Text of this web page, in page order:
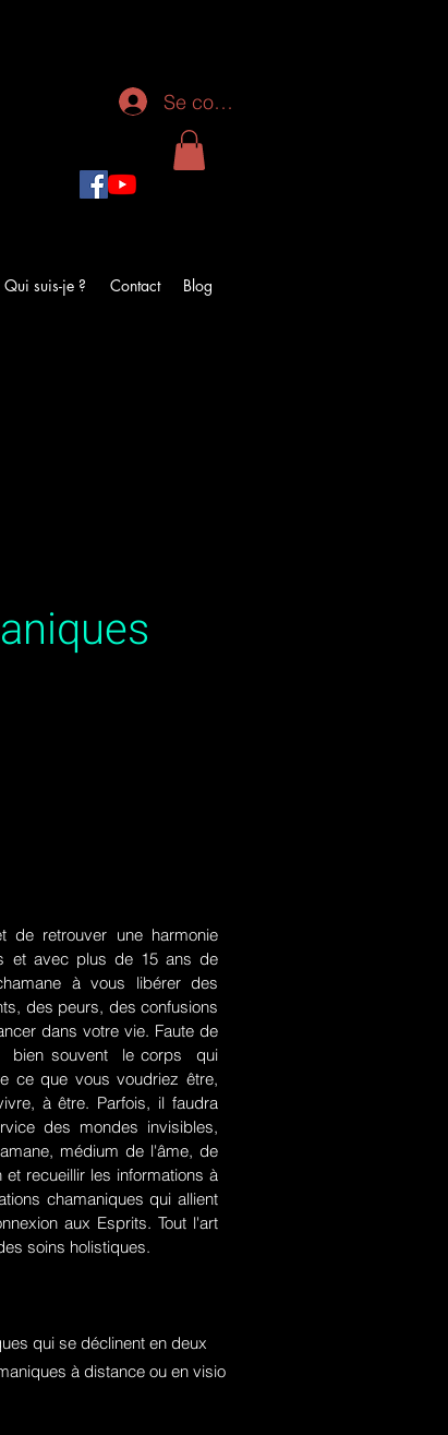
Se connecter
Qui suis-je ? Contact Blog
de retrouver une harmonie
et avec plus de 15 ans de
à vous libérer des
des peurs, des confusions
dans votre vie. Faute de
bien souvent le corps qui
ce que vous voudriez être,
à être. Parfois, il faudra
des mondes invisibles,
médium de l'âme, de
recueillir les informations à
chamaniques qui allient
aux Esprits. Tout l'art
soins holistiques.
qui se déclinent en deux
à distance ou en visio